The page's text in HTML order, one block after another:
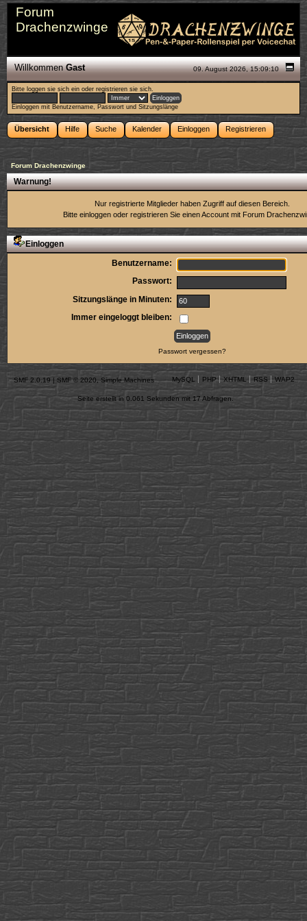
Forum
Drachenzwinge
09. August 2026, 15:09:10
WillkommenGast
Bitte loggen sie sich ein oderregistrieren sie sich.
Einloggen mit Benutzername, Passwort und Sitzungslänge
Übersicht Hilfe Suche Kalender Einloggen Registrieren
Forum Drachenzwinge
Warnung!
Nur registrierte Mitglieder haben Zugriff auf diesen Bereich.
Bitte einloggen oder registrieren Sie einen Account mit Forum
Einloggen
Benutzername:
Passwort:
Sitzungslänge in Minuten:
Immer eingeloggt bleiben:
Passwort vergessen?
SMF 2.0.19 | SMF © 2020 ,Simple Machines MySQL PHP XHTML RSS WAP2
Seite erstellt in 0.061 Sekunden mit 17 Abfragen.